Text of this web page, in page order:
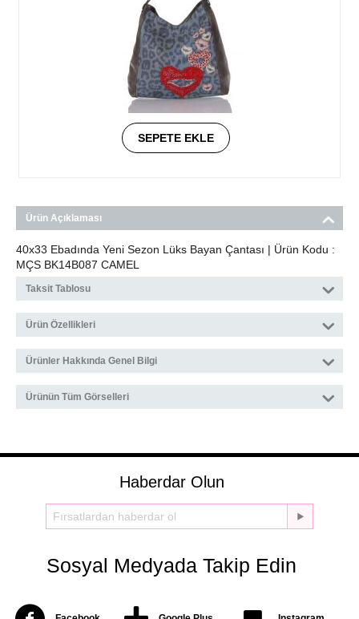
SEPETE EKLE
Ürün Açıklaması
40x33 Ebadında Yeni Sezon Lüks Bayan Çantası | Ürün Kodu :
MÇS BK14B087 CAMEL
Taksit Tablosu
Ürün Özellikleri
Ürünler Hakkında Genel Bilgi
Ürünün Tüm Görselleri
Haberdar Olun
Sosyal Medyada Takip Edin